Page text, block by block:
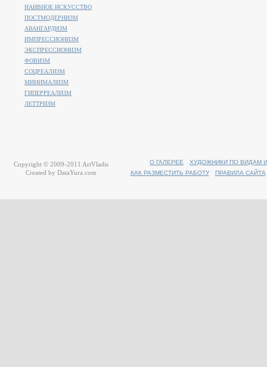
НАИВНОЕ ИСКУССТВО
ПОСТМОДЕРНИЗМ
АВАНГАРДИЗМ
ИМПРЕССИОНИЗМ
ЭКСПРЕССИОНИЗМ
ФОВИЗМ
СОЦРЕАЛИЗМ
МИНИМАЛИЗМ
ГИПЕРРЕАЛИЗМ
ЛЕТТРИЗМ
О ГАЛЕРЕЕ
ХУДОЖНИКИ ПО ВИДАМ
КАК РАЗМЕСТИТЬ РАБОТУ
ПРАВИЛА САЙТА
Copyright © 2009-2011 ArtVladis
Created by DataYura.com